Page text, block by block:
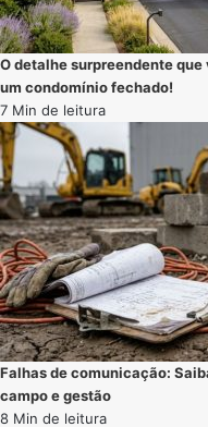
O detalhe surpreendente
um condomínio fechado!
7 Min de leitura
Falhas de comunicação:
campo e gestão
8 Min de leitura